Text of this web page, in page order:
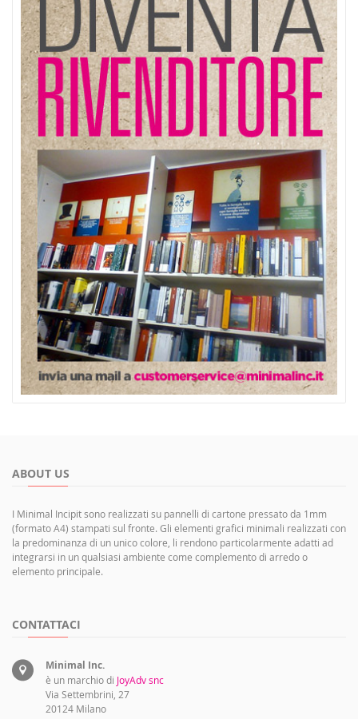
ABOUT US
I Minimal Incipit sono realizzati su pannelli di cartone pressato da 1mm
(formato A4) stampati sul fronte. Gli elementi grafici minimali realizzati con
la predominanza di un unico colore, li rendono particolarmente adatti ad
integrarsi in un qualsiasi ambiente come complemento di arredo o
elemento principale.
CONTATTACI
Minimal Inc.
è un marchio di JoyAdv snc
Via Settembrini, 27
20124 Milano